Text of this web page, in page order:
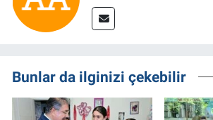
Bunlar da ilginizi çekebilir